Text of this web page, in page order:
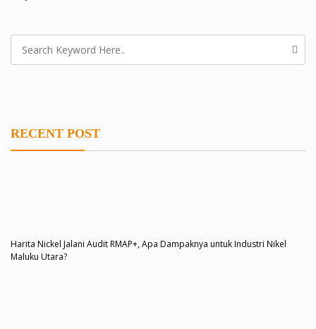
RECENT POST
Harita Nickel Jalani Audit RMAP+, Apa Dampaknya untuk Industri Nikel
Maluku Utara?